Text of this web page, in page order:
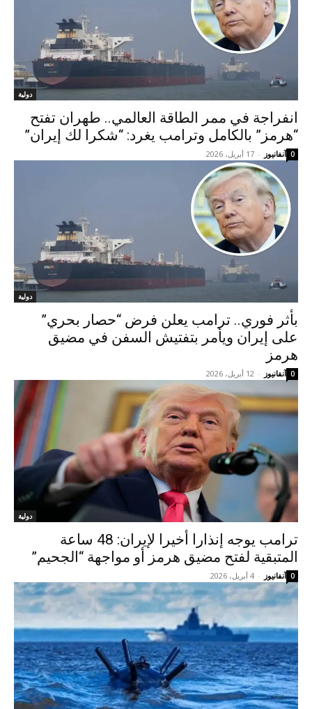
دولية
انفراجة في ممر الطاقة العالمي.. طهران تفتح
“هرمز” بالكامل وترامب يغرد: “شكرا لك إيران”
آنفانيوز - 17 أبريل، 2026 0
دولية
بأثر فوري.. ترامب يعلن فرض “حصار بحري”
على إيران ويأمر بتفتيش السفن في مضيق
هرمز
آنفانيوز - 12 أبريل، 2026 0
دولية
ترامب يوجه إنذارا أخيرا لإيران: 48 ساعة
المتبقية لفتح مضيق هرمز أو مواجهة “الجحيم”
آنفانيوز - 4 أبريل، 2026 0